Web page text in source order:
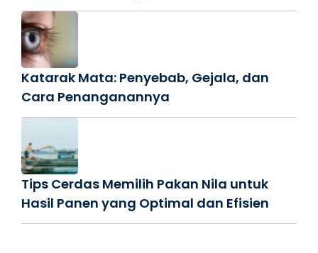
Katarak Mata: Penyebab, Gejala, dan
Cara Penanganannya
Tips Cerdas Memilih Pakan Nila untuk
Hasil Panen yang Optimal dan Efisien